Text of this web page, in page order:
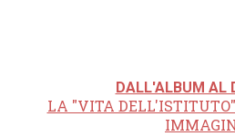
DALL'ALBUM AL
LA "VITA